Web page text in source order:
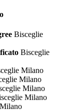
Bisceglie
Bisceglie
Milano
Milano
Milano
Milano